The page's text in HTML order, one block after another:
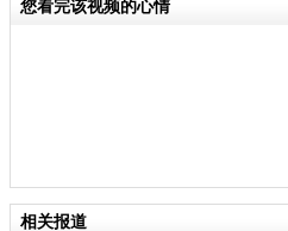
您看完该视频的心情
相关报道